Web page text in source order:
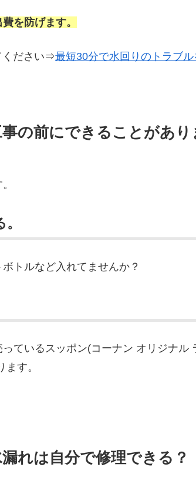
を防げます。
ください⇒最短30分で水回りのトラブ
の前にできることがあり
トルなど入れてませんか？
ているスッポン(コーナン オリジナル
す。
れは自分で修理できる？